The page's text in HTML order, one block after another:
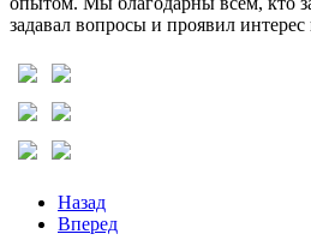
задавал вопросы и проявил
Назад
Вперед